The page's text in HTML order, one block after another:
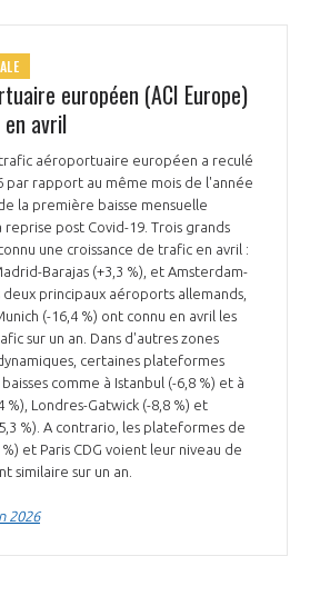
européen (ACI Europe)
avril
trafic aéroportuaire européen a reculé
par rapport au même mois de l'année
la première baisse mensuelle
post Covid-19. Trois grands
une croissance de trafic en avril :
Barajas (+3,3 %), et Amsterdam-
deux principaux aéroports allemands,
(-16,4 %) ont connu en avril les
sur un an. Dans d'autres zones
certaines plateformes
comme à Istanbul (-6,8 %) et à
%), Londres-Gatwick (-8,8 %) et
%). A contrario, les plateformes de
et Paris CDG voient leur niveau de
similaire sur un an.
2026